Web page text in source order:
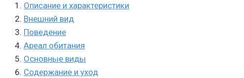
Описание и характеристики
Внешний вид
Поведение
Ареал обитания
Основные виды
Содержание и уход